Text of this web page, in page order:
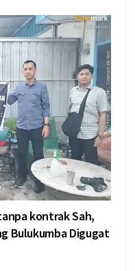
kontrak Sah,
Bulukumba Digugat